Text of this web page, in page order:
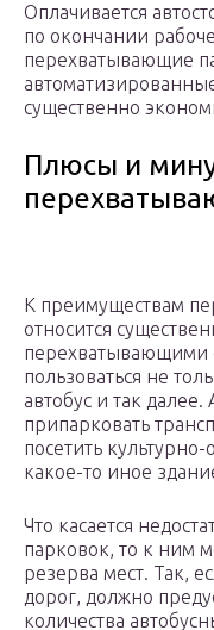
Оплачивается
по окончании
перехватывающие
существенно
Плюсы и
К преимуществам
относится
перехватывающими
пользоваться не
автобус и так
припарковать
посетить
какое-то иное
Что касается
парковок, то к ним
резерва мест. Так,
дорог, должно
количества